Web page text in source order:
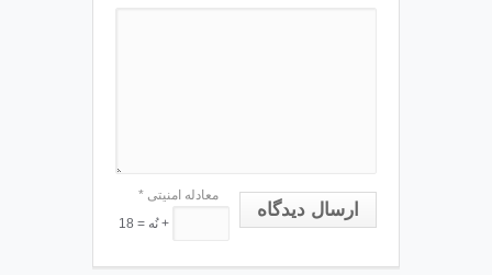
ارسال دیدگاه
معادله امنیتی *
+ نُه = 18